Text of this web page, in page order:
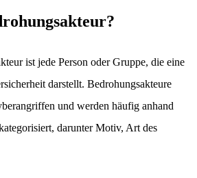
ist jede Person oder Gruppe, die eine
darstellt. Bedrohungsakteure
und werden häufig anhand
darunter Motiv, Art des